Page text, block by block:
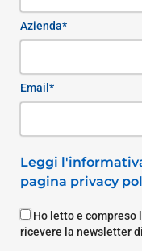
Azienda*
Email*
Leggi
pagina privacy
Ho letto e compreso
ricevere la newsletter